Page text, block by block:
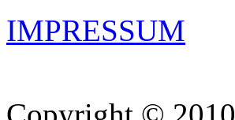
IMPRESSUM